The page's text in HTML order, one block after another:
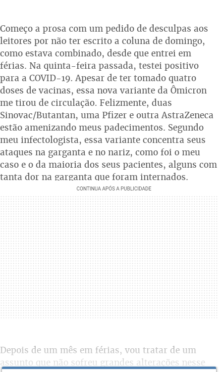
Começo a prosa com um pedido de desculpas aos
leitores por não ter escrito a coluna de domingo,
como estava combinado, desde que entrei em
férias. Na quinta-feira passada, testei positivo
para a COVID-19. Apesar de ter tomado quatro
doses de vacinas, essa nova variante da Ômicron
me tirou de circulação. Felizmente, duas
Sinovac/Butantan, uma Pfizer e outra AstraZeneca
estão amenizando meus padecimentos. Segundo
meu infectologista, essa variante concentra seus
ataques na garganta e no nariz, como foi o meu
caso e o da maioria dos seus pacientes, alguns com
tanta dor na garganta que foram internados.
Depois de um mês em férias, vou tratar de um
assunto que não sofreu grandes alterações nesse